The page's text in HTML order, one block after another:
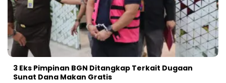
3 Eks Pimpinan BGN Ditangkap Terkait Dugaan
Sunat Dana Makan Gratis